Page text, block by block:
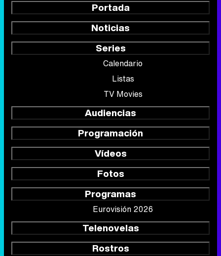
Portada
Noticias
Series
Calendario
Listas
TV Movies
Audiencias
Programación
Vídeos
Fotos
Programas
Eurovisión 2026
Telenovelas
Rostros